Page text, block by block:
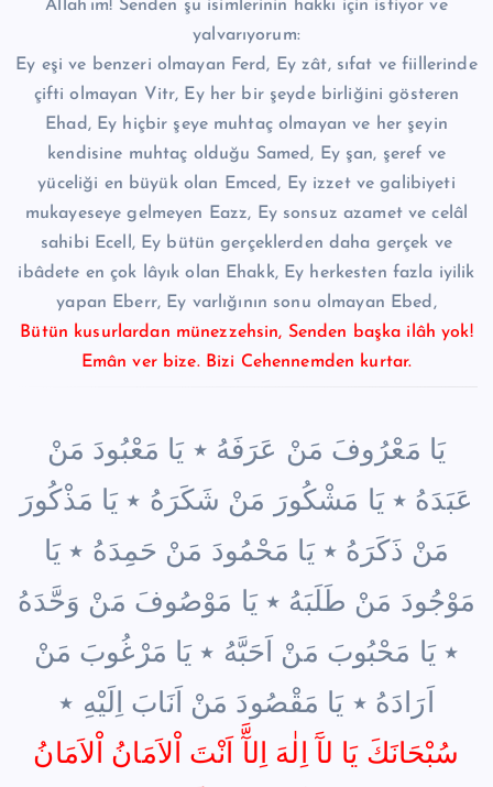
Allah’ım! Senden şu isimlerinin hakkı için istiyor ve
yalvarıyorum:
Ey eşi ve benzeri olmayan Ferd, Ey zât, sıfat ve fiillerinde
çifti olmayan Vitr, Ey her bir şeyde birliğini gösteren
Ehad, Ey hiçbir şeye muhtaç olmayan ve her şeyin
kendisine muhtaç olduğu Samed, Ey şan, şeref ve
yüceliği en büyük olan Emced, Ey izzet ve galibiyeti
mukayeseye gelmeyen Eazz, Ey sonsuz azamet ve celâl
sahibi Ecell, Ey bütün gerçeklerden daha gerçek ve
ibâdete en çok lâyık olan Ehakk, Ey herkesten fazla iyilik
yapan Eberr, Ey varlığının sonu olmayan Ebed,
Bütün kusurlardan münezzehsin, Senden başka ilâh yok!
Emân ver bize. Bizi Cehennemden kurtar.
يَا مَعْرُوفَ مَنْ عَرَفَهُ ٭ يَا مَعْبُودَ مَنْ
عَبَدَهُ ٭ يَا مَشْكُورَ مَنْ شَكَرَهُ ٭ يَا مَذْكُورَ
مَنْ ذَكَرَهُ ٭ يَا مَحْمُودَ مَنْ حَمِِدَهُ ٭ يَا
مَوْجُودَ مَنْ طَلَبَهُ ٭ يَا مَوْصُوفَ مَنْ وَحَّدَهُ
٭ يَا مَحْبُوبَ مَنْ اَحَبَّهُ ٭ يَا مَرْغُوبَ مَنْ
اَرَادَهُ ٭ يَا مَقْصُودَ مَنْ اَنَابَ اِلَيْهِ ٭
سُبْحَانَكَ يَا لآَ اِلٰهَ اِلآَّ اَنْتَ اْلاَمَانُ اْلاَمَانُ